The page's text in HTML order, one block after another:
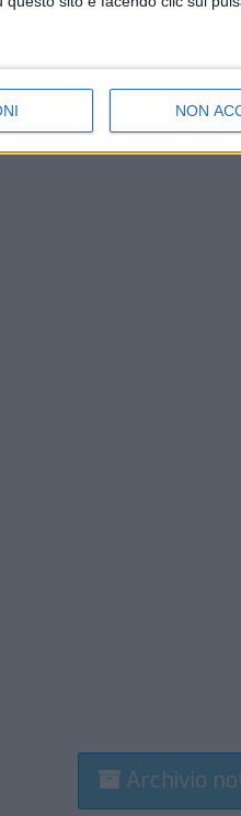
NON
Archivio